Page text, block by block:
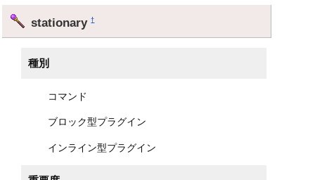
stationary†
種別
コマンド
ブロック型プラグイン
インライン型プラグイン